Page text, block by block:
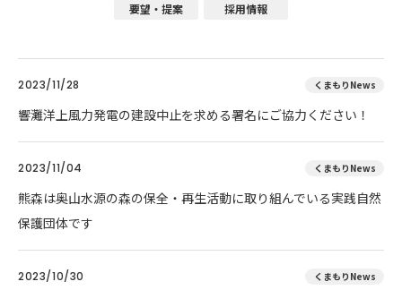
要望・提案
採用情報
2023/11/28 くまもりNews
響灘洋上風力発電の建設中止を求める署名にご協力ください！
2023/11/04 くまもりNews
熊森は奥山水源の森の保全・再生活動に取り組んでいる実践自然
保護団体です
2023/10/30 くまもりNews